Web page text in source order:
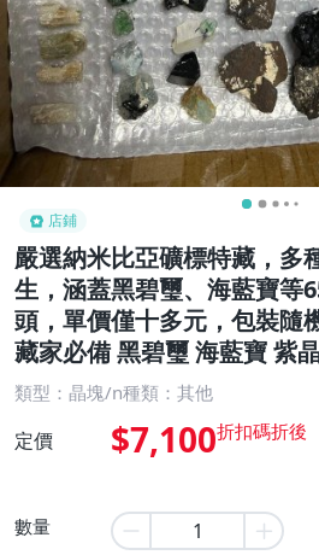
店鋪
嚴選納米比亞礦標特藏，多
生，涵蓋黑碧璽、海藍寶等
頭，單價僅十多元，包裝隨
藏家必備 黑碧璽 海藍寶 紫
類型：晶塊/n種類：其他
定價 $7,100
數量